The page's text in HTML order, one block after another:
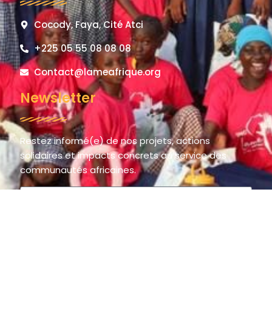
Cocody, Faya, Cité Atci
+225 05 55 08 08 08
Contact@lameafrique.org
Newsletter
Restez informé(e) de nos projets, actions
solidaires et impacts concrets au service des
communautés africaines.